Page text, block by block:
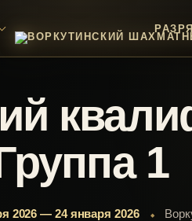
1
2026 — 24 января 2026